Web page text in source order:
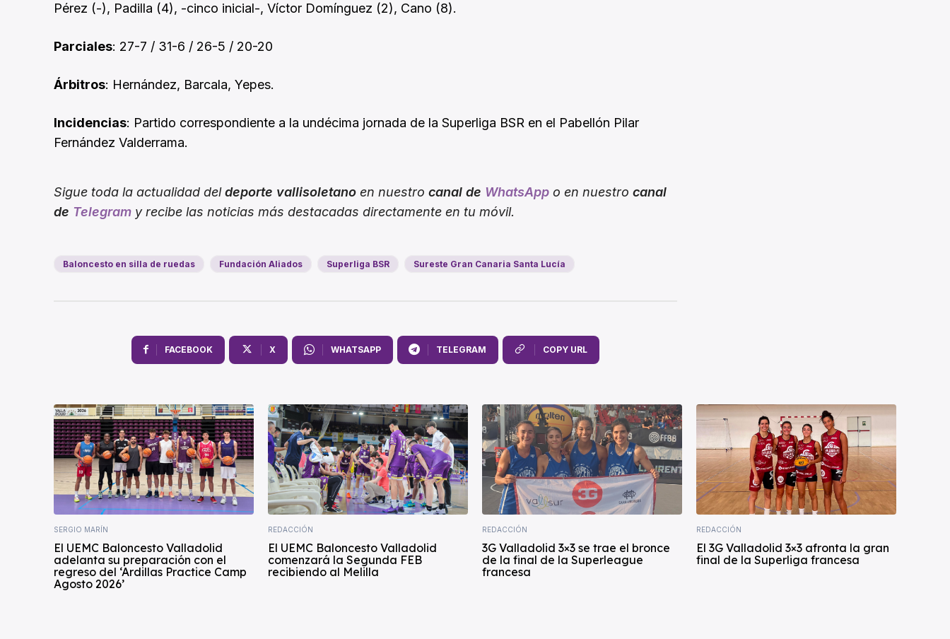
Pérez (-), Padilla (4), -cinco inicial-, Víctor Domínguez (2), Cano (8).
Parciales: 27-7 / 31-6 / 26-5 / 20-20
Árbitros: Hernández, Barcala, Yepes.
Incidencias: Partido correspondiente a la undécima jornada de la Superliga BSR en el Pabellón Pilar
Fernández Valderrama.
Sigue toda la actualidad deldeporte vallisoletano en nuestro canal de WhatsApp o en nuestro canal
de Telegram y recibe las noticias más destacadas directamente en tu móvil.
Baloncesto en silla de ruedas Fundación Aliados Superliga BSR Sureste Gran Canaria Santa Lucía
FACEBOOK X WHATSAPP TELEGRAM COPY URL
SERGIO MARÍN
El UEMC Baloncesto Valladolid
adelanta su preparación con el
regreso del ‘Ardillas Practice Camp
Agosto 2026’
REDACCIÓN
El UEMC Baloncesto Valladolid
comenzará la Segunda FEB
recibiendo al Melilla
REDACCIÓN
3G Valladolid 3×3 se trae el bronce
de la final de la Superleague
francesa
REDACCIÓN
El 3G Valladolid 3×3 afronta la gran
final de la Superliga francesa